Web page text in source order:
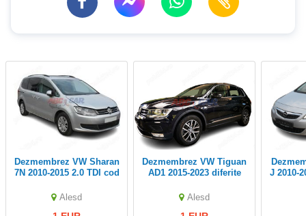
Dezmembrez VW Sharan
7N 2010-2015 2.0 TDI cod
DSG: PPW (usa, geam,
Alesd
Dezmembrez VW Tiguan
AD1 2015-2023 diferite
DFG, CZC, DPB, DPC
Alesd
Dezmembrez Opel Astra
J 2010-